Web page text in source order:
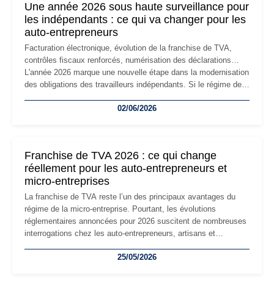
Une année 2026 sous haute surveillance pour
les indépendants : ce qui va changer pour les
auto-entrepreneurs
Facturation électronique, évolution de la franchise de TVA,
contrôles fiscaux renforcés, numérisation des déclarations…
L'année 2026 marque une nouvelle étape dans la modernisation
des obligations des travailleurs indépendants. Si le régime de
les auto-entrepreneurs devront s'adapter à un environnement
02/06/2026
Franchise de TVA 2026 : ce qui change
réellement pour les auto-entrepreneurs et
micro-entreprises
La franchise de TVA reste l’un des principaux avantages du
régime de la micro-entreprise. Pourtant, les évolutions
réglementaires annoncées pour 2026 suscitent de nombreuses
interrogations chez les auto-entrepreneurs, artisans et
facturation ou risque de bascule vers la TVA : les règles
25/05/2026